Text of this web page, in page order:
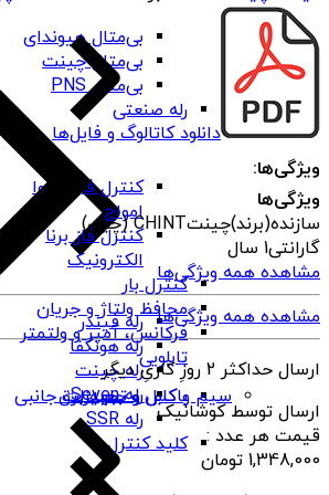
بی‌متال هیوندای
بی‌متال چینت
بی‌متال PNS
رله صنعتی
رله فیندر
رله هونگفا
رله چینت
رله Seven
رله SSR
کلید کنترل
کنترل فاز شیوا
امواج
کنترل فاز برنا
الکترونیک
کنترل بار
محافظ ولتاژ و جریان
فرکانس، آمپر و ولتمتر
تابلویی
باکس و جعبه برق
سیم و کابل و تجهیزات جانبی
دانلود کاتالوگ و فایل‌ها
ویژگی‌ها:
ویژگی‌ها
سازنده(برند)چینتCHINT (چین)
گارانتی1 سال
مشاهده همه ویژگی‌ها
مشاهده همه ویژگی‌ها
ارسال حداکثر 2 روزِ کاریِ دیگر
ارسال توسط کوشانیک
قیمت هر عدد :
1,348,000 تومان